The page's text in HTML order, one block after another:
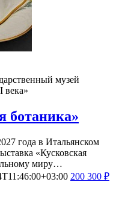
музей
века»
ботаника»
года в Итальянском
«Кусковская
миру…
200 300 ₽